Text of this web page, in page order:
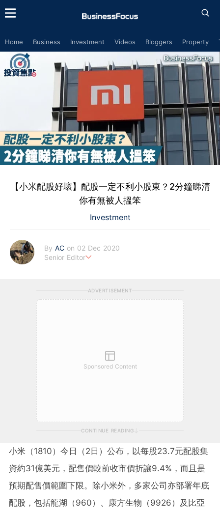
Home Business Investment Videos Bloggers Property
【小米配股好壞】配股一定不利小股東？2分鐘睇清
你有無被人搵笨
Investment
By AC on 02 Dec 2020
Senior Editor
ADVERTISEMENT
Sponsored Content
CONTINUE READING
小米（1810）今日（2日）公布，以每股23.7元配股集
資約31億美元，配售價較前收市價折讓9.4%，而且是
預期配售價範圍下限。除小米外，多家公司亦部署年底
配股，包括龍湖（960）、康方生物（9926）及比亞